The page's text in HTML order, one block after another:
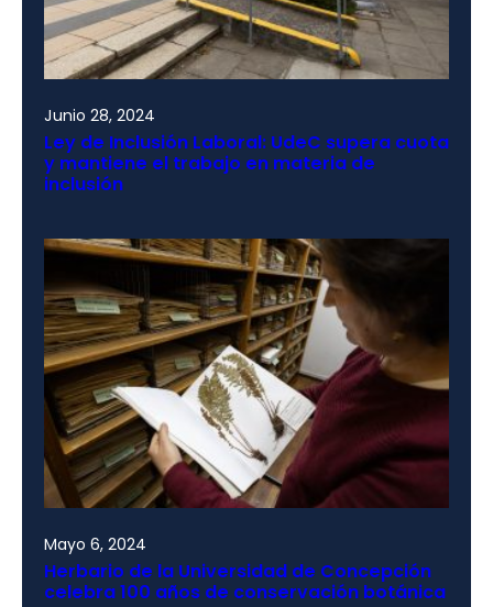
Junio 28, 2024
Ley de Inclusión Laboral: UdeC supera cuota
y mantiene el trabajo en materia de
inclusión
Mayo 6, 2024
Herbario de la Universidad de Concepción
celebra 100 años de conservación botánica